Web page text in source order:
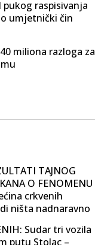
raspisivanja
umjetnički čin
miliona razloga za
TAJNOG
O FENOMENU
crkvenih
ništa nadnaravno
Sudar tri vozila
putu Stolac –